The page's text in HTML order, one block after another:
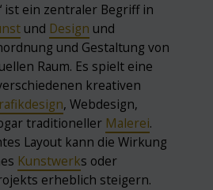
ist ein zentraler Begriff in
und Design und
und Gestaltung von
Raum. Es spielt eine
kreativen
, Webdesign,
traditioneller Malerei.
Layout kann die Wirkung
Kunstwerks oder
erheblich steigern.